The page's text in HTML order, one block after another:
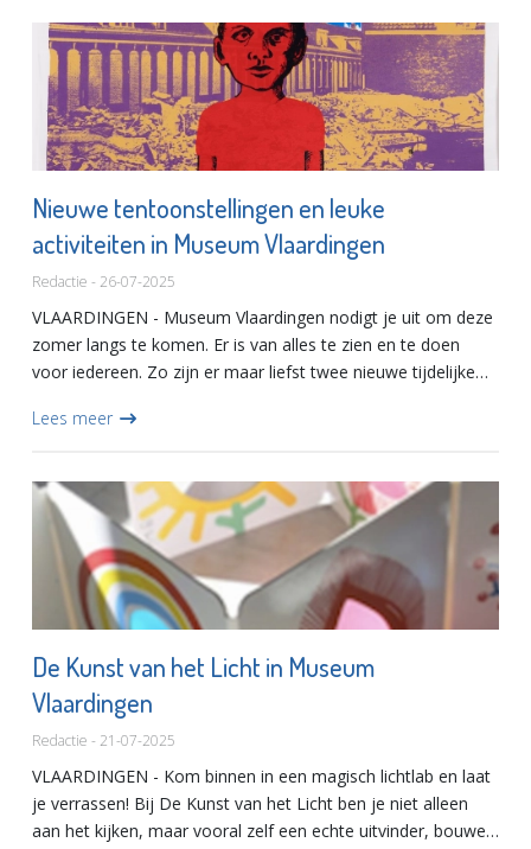
Nieuwe tentoonstellingen en leuke
activiteiten in Museum Vlaardingen
Redactie - 26-07-2025
VLAARDINGEN - Museum Vlaardingen nodigt je uit om deze
zomer langs te komen. Er is van alles te zien en te doen
voor iedereen. Zo zijn er maar liefst twee nieuwe tijdelijke
Lees meer
De Kunst van het Licht in Museum
Vlaardingen
Redactie - 21-07-2025
VLAARDINGEN - Kom binnen in een magisch lichtlab en laat
je verrassen! Bij De Kunst van het Licht ben je niet alleen
aan het kijken, maar vooral zelf een echte uitvinder, bouwer